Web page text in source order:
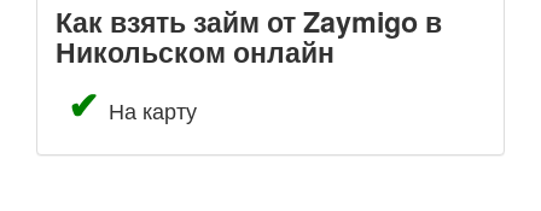
Как взять займ от Zaymigo в
Никольском онлайн
На карту